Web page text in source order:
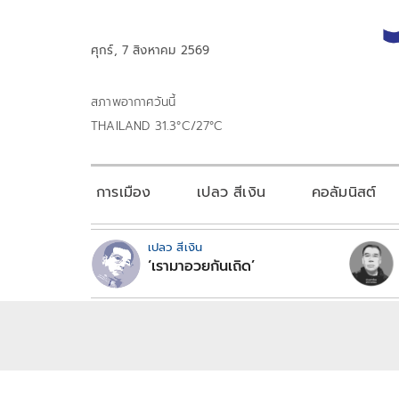
ศุกร์, 7 สิงหาคม 2569
สภาพอากาศวันนี้
THAILAND 31.3°C/27°C
การเมือง เปลว สีเงิน คอลัมนิสต์
เปลว สีเงิน
‘เรามาอวยกันเถิด’